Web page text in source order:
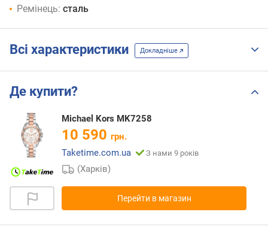
Ремінець: сталь
Всі характеристики Докладніше
Де купити?
Michael Kors MK7258
10 590 грн.
Taketime.com.ua
З нами 9 років
(Харків)
Перейти в магазин